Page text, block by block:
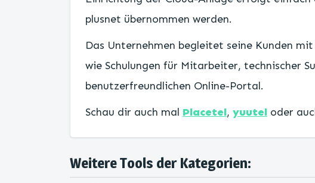
plusnet übernommen werden.
Das Unternehmen begleitet seine Kunden
wie Schulungen für Mitarbeiter, technischer
benutzerfreundlichen Online-Portal.
Schau dir auch mal Placetel, yuutel oder
Weitere Tools der Kategorien: